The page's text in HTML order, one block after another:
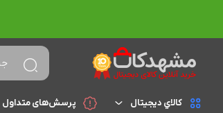
کالاي ديجيتال پرسش‌های متداول